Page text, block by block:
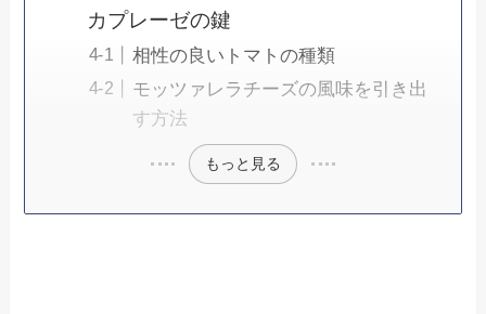
カプレーゼの鍵
相性の良いトマトの種類
モッツァレラチーズの風味を引き出
す方法
もっと見る